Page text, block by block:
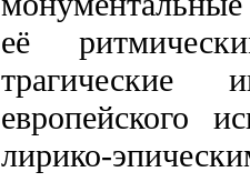
её
трагические
европейского
лирико-